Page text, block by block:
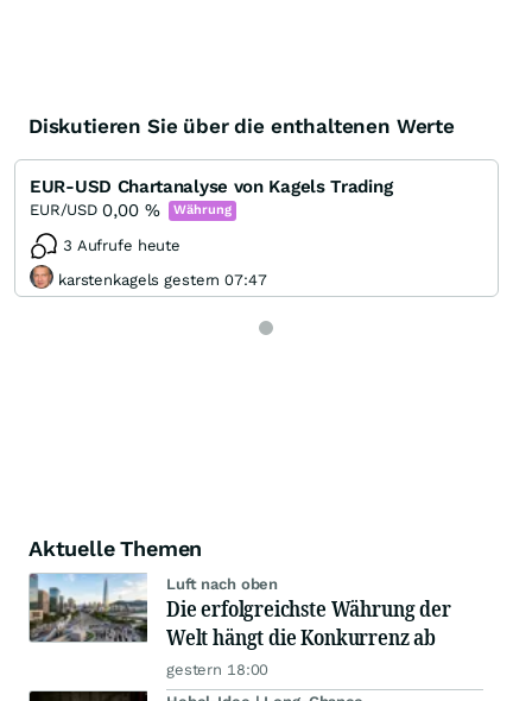
Diskutieren Sie über die enthaltenen Werte
EUR-USD Chartanalyse von Kagels Trading
EUR/USD 0,00 % Währung
3 Aufrufe heute
karstenkagels gestern 07:47
Aktuelle Themen
Luft nach oben
Die erfolgreichste Währung der
Welt hängt die Konkurrenz ab
gestern 18:00